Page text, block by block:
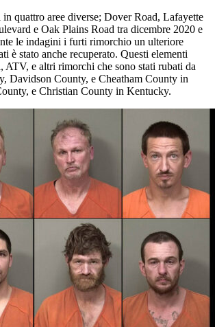
quattro aree diverse; Dover Road, Lafayette
e Oak Plains Road tra dicembre 2020 e
le indagini i furti rimorchio un ulteriore
è stato anche recuperato. Questi elementi
ATV, e altri rimorchi che sono stati rubati da
Davidson County, e Cheatham County in
e Christian County in Kentucky.